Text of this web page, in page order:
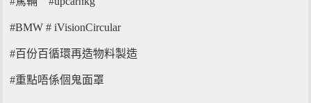
#BMW # iVisionCircular
#百份百循環再造物料製造
#重點唔係個鬼面罩